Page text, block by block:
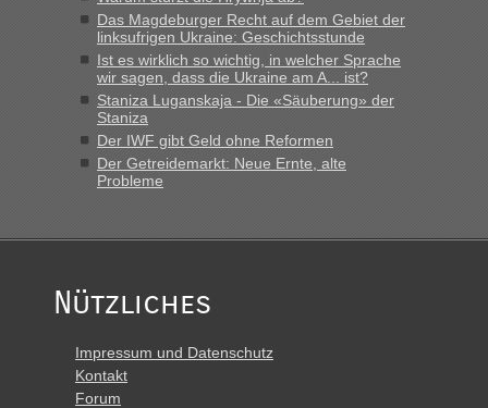
„Derzeit, ist es überall sehr voll an den Grenzen Ukraine/
Polen. Zb. Krakovets 100 PKW ca. 10 h Wartezeit. Wollen
Montag rüber, versuchen es sehr früh.“
Das Magdeburger Recht auf dem Gebiet der
linksufrigen Ukraine: Geschichtsstunde
Ist es wirklich so wichtig, in welcher Sprache
wir sagen, dass die Ukraine am A... ist?
Staniza Luganskaja - Die «Säuberung» der
Staniza
Der IWF gibt Geld ohne Reformen
Der Getreidemarkt: Neue Ernte, alte
Probleme
Nützliches
Impressum und Datenschutz
Kontakt
Forum